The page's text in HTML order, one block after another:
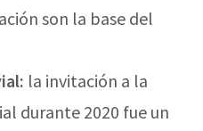
son la base del
la invitación a la
durante 2020 fue un